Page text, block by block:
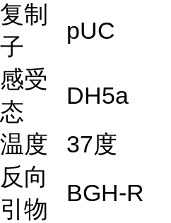
复制
子
pUC
感受
态
DH5a
温度
37度
反向
引物
BGH-R